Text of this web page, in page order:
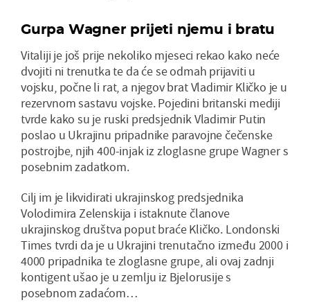
Gurpa Wagner prijeti njemu i bratu
Vitaliji je još prije nekoliko mjeseci rekao kako neće
dvojiti ni trenutka te da će se odmah prijaviti u
vojsku, počne li rat, a njegov brat Vladimir Kličko je u
rezervnom sastavu vojske. Pojedini britanski mediji
tvrde kako su je ruski predsjednik Vladimir Putin
poslao u Ukrajinu pripadnike paravojne čečenske
postrojbe, njih 400-injak iz zloglasne grupe Wagner s
posebnim zadatkom.
Cilj im je likvidirati ukrajinskog predsjednika
Volodimira Zelenskija i istaknute članove
ukrajinskog društva poput braće Kličko. Londonski
Times tvrdi da je u Ukrajini trenutačno između 2000 i
4000 pripadnika te zloglasne grupe, ali ovaj zadnji
kontigent ušao je u zemlju iz Bjelorusije s
posebnom zadaćom…